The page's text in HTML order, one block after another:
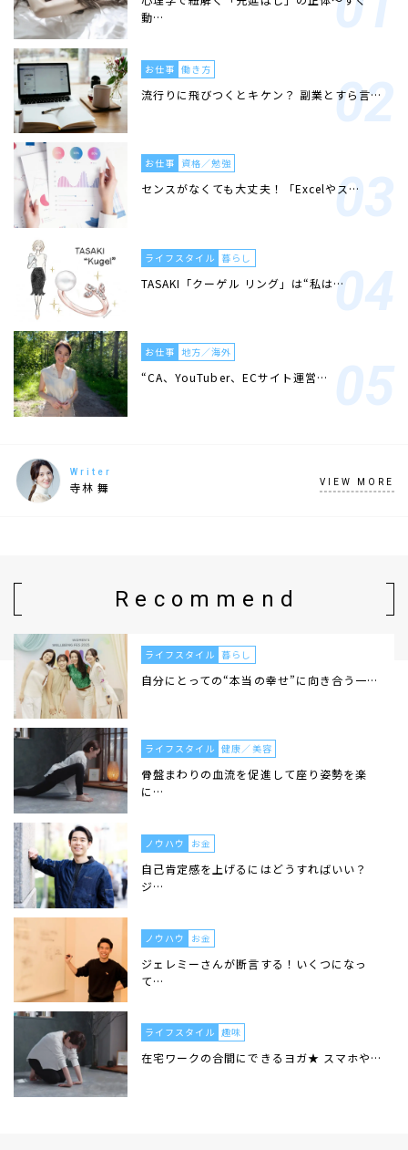
動…
お仕事 働き方
流行りに飛びつくとキケン？ 副業とすら言…
お仕事 資格／勉強
センスがなくても大丈夫！「Excelやス…
ライフスタイル 暮らし
TASAKI「クーゲル リング」は“私は…
お仕事 地方／海外
“CA、YouTuber、ECサイト運営…
Writer
寺林 舞 VIEW MORE
Recommend
ライフスタイル 暮らし
自分にとっての“本当の幸せ”に向き合う一…
ライフスタイル 健康／美容
骨盤まわりの血流を促進して座り姿勢を楽
に…
ノウハウ お金
自己肯定感を上げるにはどうすればいい？
ジ…
ノウハウ お金
ジェレミーさんが断言する！いくつになっ
て…
ライフスタイル 趣味
在宅ワークの合間にできるヨガ★ スマホや…